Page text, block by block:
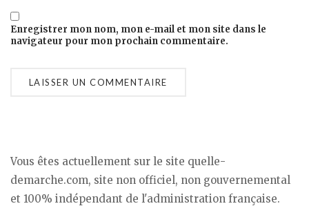
Enregistrer mon nom, mon e-mail et mon site dans le
navigateur pour mon prochain commentaire.
Vous êtes actuellement sur le site quelle-
demarche.com, site non officiel, non gouvernemental
et 100% indépendant de l'administration française.